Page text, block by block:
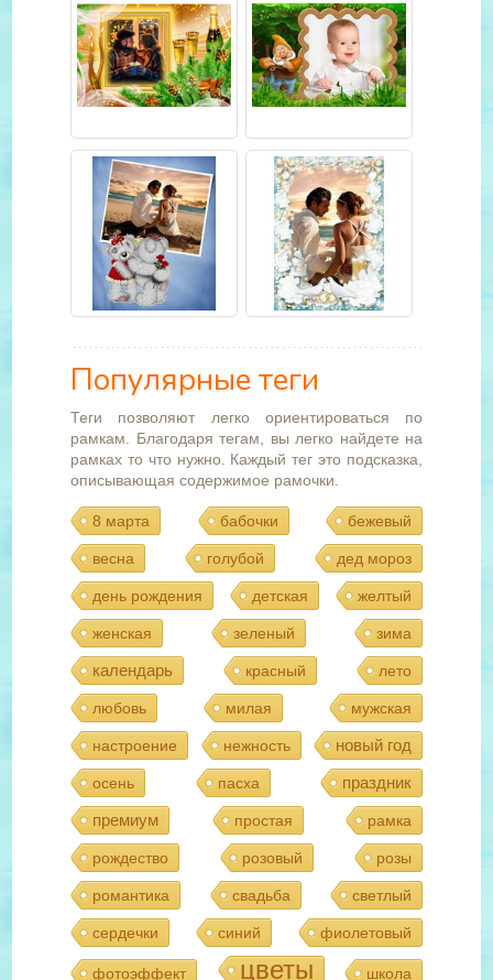
Популярные теги
Теги позволяют легко ориентироваться по
рамкам. Благодаря тегам, вы легко найдете на
рамках то что нужно. Каждый тег это подсказка,
описывающая содержимое рамочки.
8 марта бабочки бежевый
весна голубой дед мороз
день рождения детская желтый
женская зеленый зима
календарь красный лето
любовь милая мужская
настроение нежность новый год
осень пасха
праздник
премиум
простая рамка
рождество розовый розы
романтика свадьба светлый
сердечки синий фиолетовый
фотоэффект цветы школа